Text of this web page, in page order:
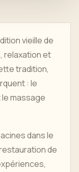
vieille de
relaxation et
tradition,
: le
massage
dans le
de